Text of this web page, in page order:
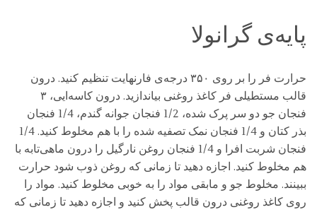
پایه‌ی گرانولا
حرارت فر را بر روی ۳۵۰ درجه‌ی فارنهایت تنظیم کنید. درون
قالب مستطیلی فر کاغذ روغنی بیاندازید. درون کاسه‌ایی، ۳
فنجان جو دو سر پرک شده، 1/2 فنجان جوانه گندم، 1/4 فنجان
بذر کتان و 1/4 فنجان نمک تصفیه شده را با هم مخلوط کنید. 1/4
فنجان شربت افرا و 1/4 فنجان روغن نارگیل را درون ماهی‌تابه با
هم مخلوط کنید. اجازه دهید تا زمانی که روغن ذوب شود حرارت
ببینند. مخلوط جو و مابقی مواد را به خوبی مخلوط کنید. مواد را
روی کاغذ روغنی درون قالب پخش کنید و اجازه دهید تا زمانی ‌که